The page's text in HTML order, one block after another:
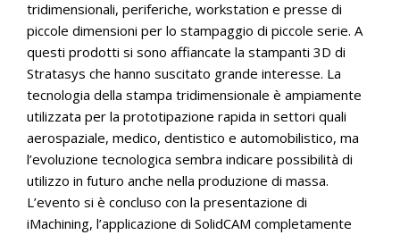
tridimensionali, periferiche, workstation e presse di
piccole dimensioni per lo stampaggio di piccole serie. A
questi prodotti si sono affiancate la stampanti 3D di
Stratasys che hanno suscitato grande interesse. La
tecnologia della stampa tridimensionale è ampiamente
utilizzata per la prototipazione rapida in settori quali
aerospaziale, medico, dentistico e automobilistico, ma
l’evoluzione tecnologica sembra indicare possibilità di
utilizzo in futuro anche nella produzione di massa.
L’evento si è concluso con la presentazione di
iMachining, l’applicazione di SolidCAM completamente